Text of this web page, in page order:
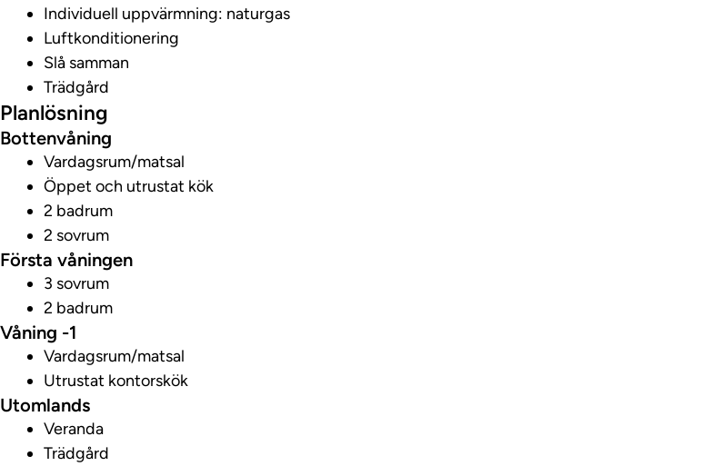
Individuell uppvärmning: naturgas
Luftkonditionering
Slå samman
Trädgård
Planlösning
Bottenvåning
Vardagsrum/matsal
Öppet och utrustat kök
2 badrum
2 sovrum
Första våningen
3 sovrum
2 badrum
Våning -1
Vardagsrum/matsal
Utrustat kontorskök
Utomlands
Veranda
Trädgård